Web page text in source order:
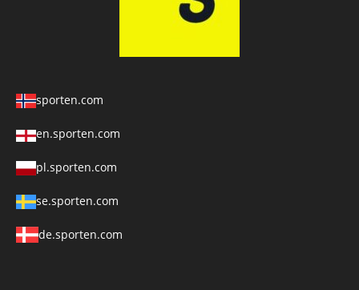
sporten.com
en.sporten.com
pl.sporten.com
se.sporten.com
de.sporten.com